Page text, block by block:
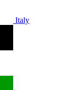
Italy